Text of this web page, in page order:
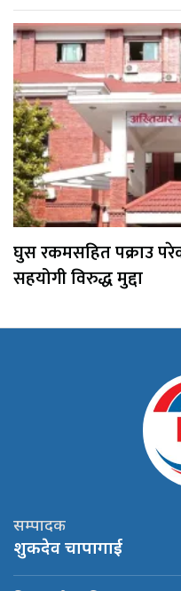
घुस रकमसहित पक्राउ
सहयोगी विरुद्ध मुद्दा
सम्पादक
शुकदेव चापागाई